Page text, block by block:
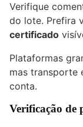
Verifique
do lote. Prefira
certificado
Plataformas
mas transporte
conta.
Verificação de